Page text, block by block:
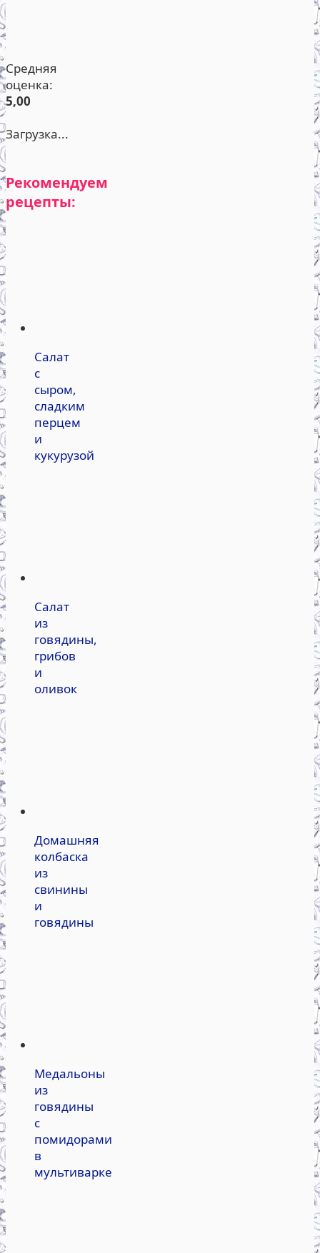
Средняя
оценка:
5,00
Загрузка...
Рекомендуем
рецепты:
Салат
с
сыром,
сладким
перцем
и
кукурузой
Салат
из
говядины,
грибов
и
оливок
Домашняя
колбаска
из
свинины
и
говядины
Медальоны
из
говядины
с
помидорами
в
мультиварке